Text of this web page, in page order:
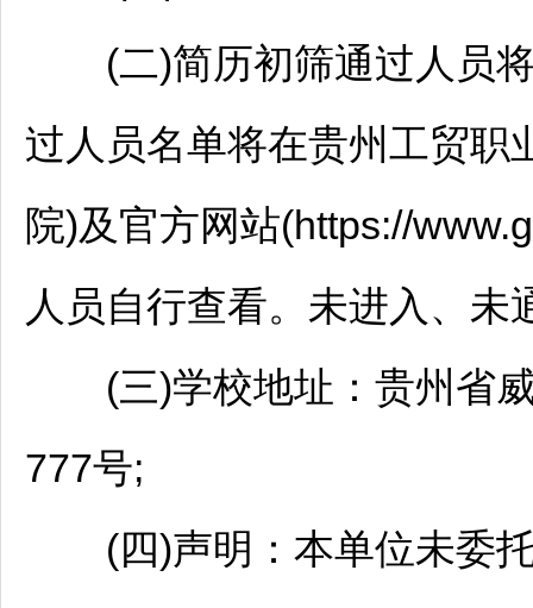
(二)简历初筛通过人员将
过人员名单将在贵州工贸职
院)及官方网站(https://
人员自行查看。未进入、
(三)学校地址：贵州省
777号;
(四)声明：本单位未委托